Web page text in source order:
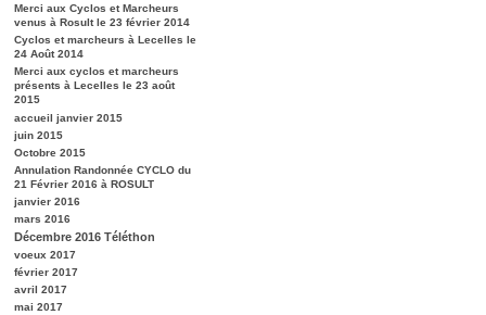
Merci aux Cyclos et Marcheurs
venus à Rosult le 23 février 2014
Cyclos et marcheurs à Lecelles le
24 Août 2014
Merci aux cyclos et marcheurs
présents à Lecelles le 23 août
2015
accueil janvier 2015
juin 2015
Octobre 2015
Annulation Randonnée CYCLO du
21 Février 2016 à ROSULT
janvier 2016
mars 2016
Décembre 2016 Téléthon
voeux 2017
février 2017
avril 2017
mai 2017